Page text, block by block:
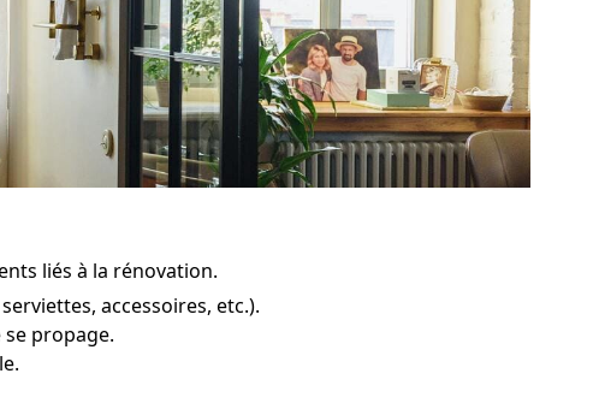
liés à la rénovation.
accessoires, etc.).
propage.